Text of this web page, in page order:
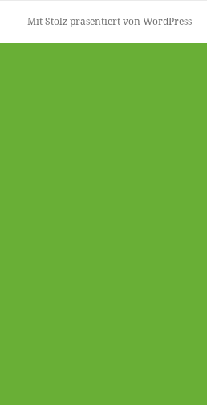
Mit Stolz präsentiert von WordPress